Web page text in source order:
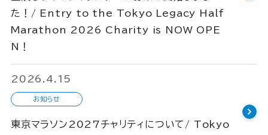
た！/ Entry to the Tokyo Legacy Half
Marathon 2026 Charity is NOW OPE
N！
2026.4.15
お知らせ
東京マラソン2027チャリティについて/ Tokyo